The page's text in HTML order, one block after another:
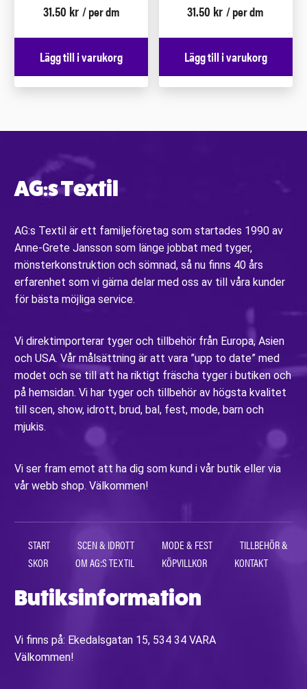
31.50 kr / per dm
Lägg till i varukorg
31.50 kr / per dm
Lägg till i varukorg
AG:s Textil
AG:s Textil är ett familjeföretag som startades 1990 av
Anne-Grete Jansson som länge jobbat med tyger,
mönsterkonstruktion och sömnad, så nu finns 40 års
erfarenhet som vi gärna delar med oss av till våra kunder
för bästa möjliga service.
Vi direktimporterar tyger och tillbehör från Europa, Asien
och USA. Vår målsättning är att vara ”upp to date” med
modet och se till att ha riktigt fräscha tyger i butiken och
på hemsidan. Vi har tyger och tillbehör av högsta kvalitet
till scen, show, idrott, brud, bal, fest, mode, barn och
mjukis.
Vi ser fram emot att ha dig som kund i vår butik eller via
vår webb shop. Välkommen!
START SCEN & IDROTT MODE & FEST
TILLBEHÖR &
SKOR
OM AG:S TEXTIL KÖPVILLKOR KONTAKT
Butiksinformation
Vi finns på: Ekedalsgatan 15, 534 34 VARA
Välkommen!